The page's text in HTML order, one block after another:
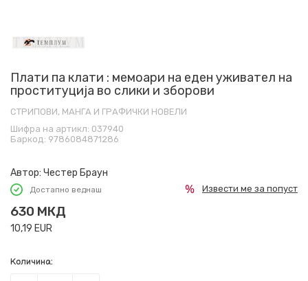
Плати па клати : мемоари на еден уживател на
проституција во слики и зборови
СТРИПОВИ, МАНГА И ГРАФИЧКИ НОВЕЛИ
Шифра на артикл: 037940
Баркод: 9786084871286
Автор: Честер Браун
Достапно веднаш
630 МКД
10,19 EUR
Извести ме за попуст
Количина: